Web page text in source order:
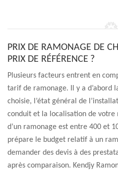
PRIX DE RAMONAGE DE
PRIX DE RÉFÉRENCE ?
Plusieurs facteurs entrent en
tarif de ramonage. Il y a d’abord
choisie, l’état général de
conduit et la localisation de votre
d’un ramonage est entre 400 et
prépare le budget relatif à un
demander des devis à des
après comparaison. Kendjy